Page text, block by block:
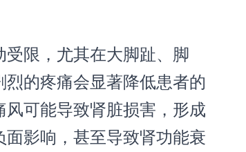
限，尤其在大脚趾、脚
的疼痛会显著降低患者的
可能导致肾脏损害，形成
影响，甚至导致肾功能衰